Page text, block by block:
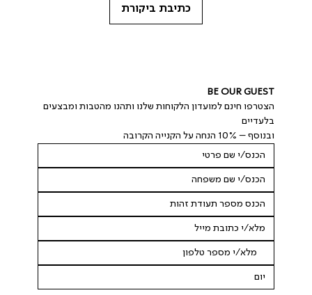
כתיבת ביקורת
BE OUR GUEST
הצטרפו חינם למועדון הלקוחות שלנו ותהנו מהטבות ומבצעים
בלעדיים
ובנוסף – 10% הנחה על הקנייה הקרובה